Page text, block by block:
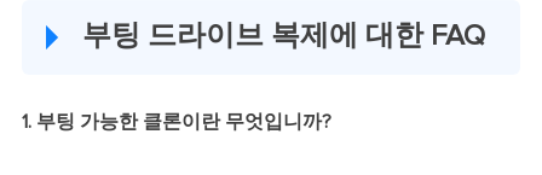
부팅 드라이브 복제에 대한 FAQ
1. 부팅 가능한 클론이란 무엇입니까?